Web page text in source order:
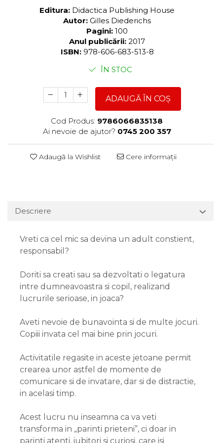
Editura: Didactica Publishing House
Autor: Gilles Diederichs
Pagini: 100
Anul publicării: 2017
ISBN: 978-606-683-513-8
ÎN STOC
ADAUGĂ ÎN COȘ
Cod Produs: 9786066835138
Ai nevoie de ajutor? 0745 200 357
Adaugă la Wishlist Cere informații
Descriere
Vreti ca cel mic sa devina un adult constient,
responsabil?
Doriti sa creati sau sa dezvoltati o legatura
intre dumneavoastra si copil, realizand
lucrurile serioase, in joaca?
Aveti nevoie de bunavointa si de multe jocuri.
Copiii invata cel mai bine prin jocuri.
Activitatile regasite in aceste jetoane permit
crearea unor astfel de momente de
comunicare si de invatare, dar si de distractie,
in acelasi timp.
Acest lucru nu inseamna ca va veti
transforma in „parinti prieteni”, ci doar in
parinti atenti, iubitori si curiosi, care isi